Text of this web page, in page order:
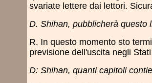
svariate lettere dai lettori.
D. Shihan, pubblicherà questo
R. In questo momento sto
previsione dell'uscita negli
D: Shihan, quanti capitoli